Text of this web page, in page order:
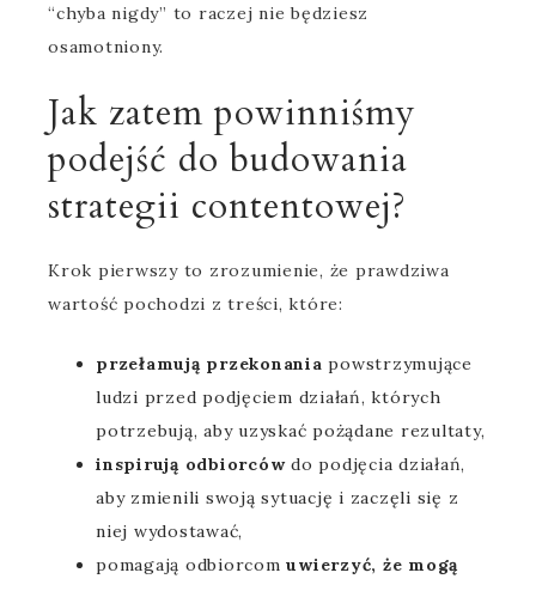
“chyba nigdy” to raczej nie będziesz
osamotniony.
Jak zatem powinniśmy
podejść do budowania
strategii contentowej?
Krok pierwszy to zrozumienie, że prawdziwa
wartość pochodzi z treści, które:
przełamują przekonania powstrzymujące
ludzi przed podjęciem działań, których
potrzebują, aby uzyskać pożądane rezultaty,
inspirują odbiorcówdo podjęcia działań,
aby zmienili swoją sytuację i zaczęli się z
niej wydostawać,
pomagają odbiorcomuwierzyć, że mogą